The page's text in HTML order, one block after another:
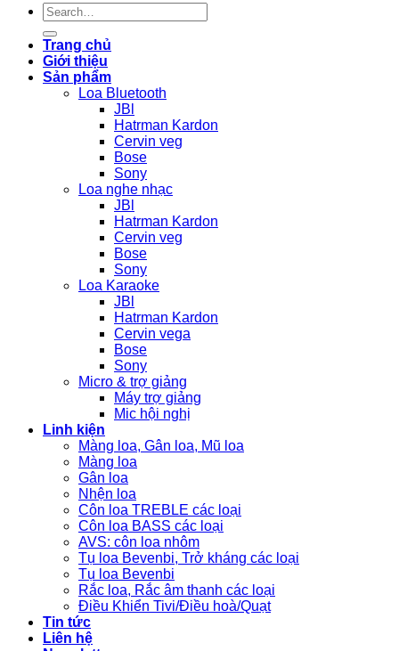
Search
for:
Trang chủ
Giới thiệu
Sản phẩm
Loa Bluetooth
JBl
Hatrman Kardon
Cervin veg
Bose
Sony
Loa nghe nhạc
JBl
Hatrman Kardon
Cervin veg
Bose
Sony
Loa Karaoke
JBl
Hatrman Kardon
Cervin vega
Bose
Sony
Micro & trợ giảng
Máy trợ giảng
Mic hội nghị
Linh kiện
Màng loa, Gân loa, Mũ loa
Màng loa
Gân loa
Nhện loa
Côn loa TREBLE các loại
Côn loa BASS các loại
AVS: côn loa nhôm
Tụ loa Bevenbi, Trở kháng các loại
Tụ loa Bevenbi
Rắc loa, Rắc âm thanh các loại
Điều Khiển Tivi/Điều hoà/Quạt
Tin tức
Liên hệ